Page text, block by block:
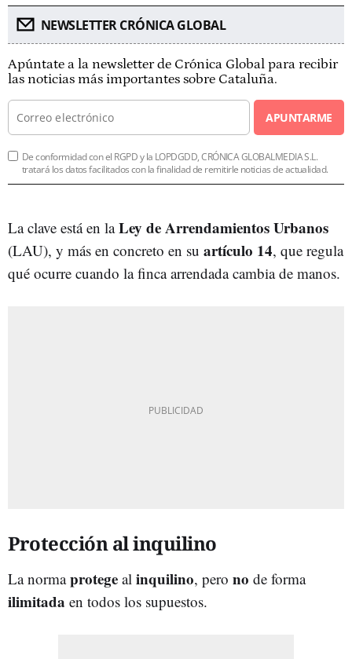
NEWSLETTER CRÓNICA GLOBAL
Apúntate a la newsletter de Crónica Global para recibir
las noticias más importantes sobre Cataluña.
APUNTARME
De conformidad con el RGPD y la LOPDGDD, CRÓNICA GLOBALMEDIA S.L.
tratará los datos facilitados con la finalidad de remitirle noticias de actualidad.
La clave está en laLey de Arrendamientos Urbanos
(LAU), y más en concreto en su artículo 14, que regula
qué ocurre cuando la finca arrendada cambia de manos.
Protección al inquilino
La normaprotege al inquilino, pero no de forma
ilimitada en todos los supuestos.